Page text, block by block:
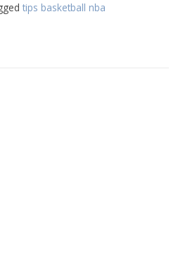
tips basketball nba